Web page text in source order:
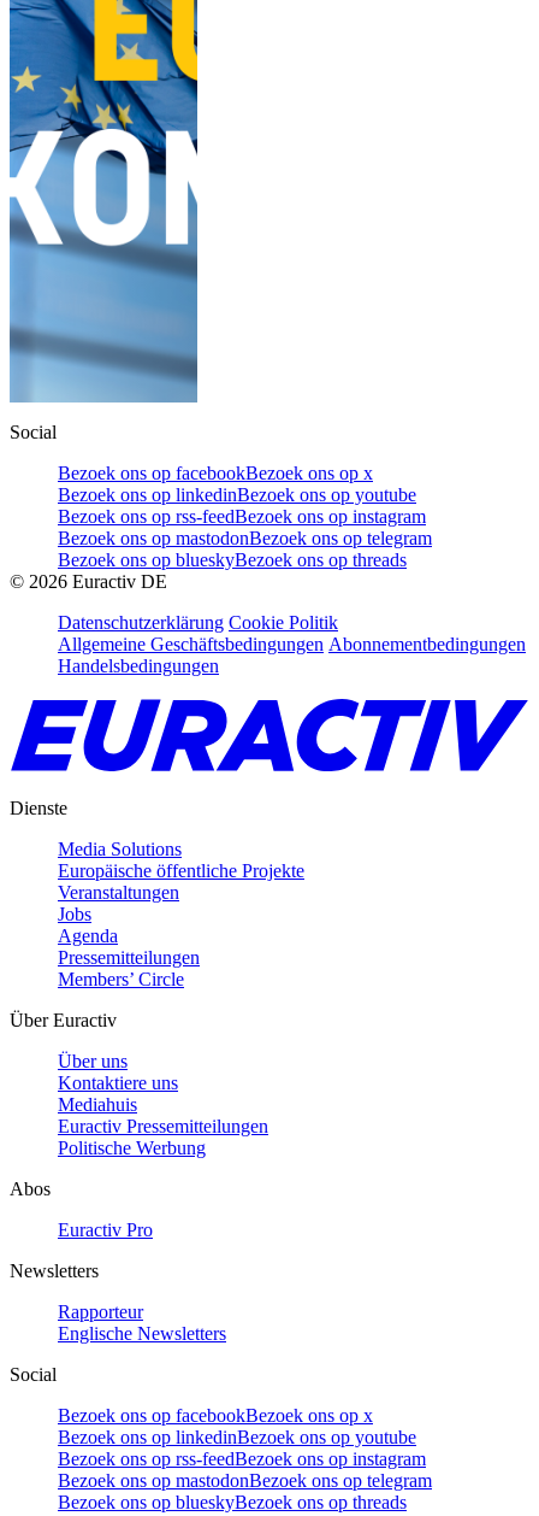
Social
Bezoek ons op facebookBezoek ons op x
Bezoek ons op linkedinBezoek ons op youtube
Bezoek ons op rss-feedBezoek ons op instagram
Bezoek ons op mastodonBezoek ons op telegram
Bezoek ons op blueskyBezoek ons op threads
© 2026 Euractiv DE
Datenschutzerklärung Cookie Politik
Allgemeine Geschäftsbedingungen Abonnementbedingungen
Handelsbedingungen
Dienste
Media Solutions
Europäische öffentliche Projekte
Veranstaltungen
Jobs
Agenda
Pressemitteilungen
Members’ Circle
Über Euractiv
Über uns
Kontaktiere uns
Mediahuis
Euractiv Pressemitteilungen
Politische Werbung
Abos
Euractiv Pro
Newsletters
Rapporteur
Englische Newsletters
Social
Bezoek ons op facebookBezoek ons op x
Bezoek ons op linkedinBezoek ons op youtube
Bezoek ons op rss-feedBezoek ons op instagram
Bezoek ons op mastodonBezoek ons op telegram
Bezoek ons op blueskyBezoek ons op threads